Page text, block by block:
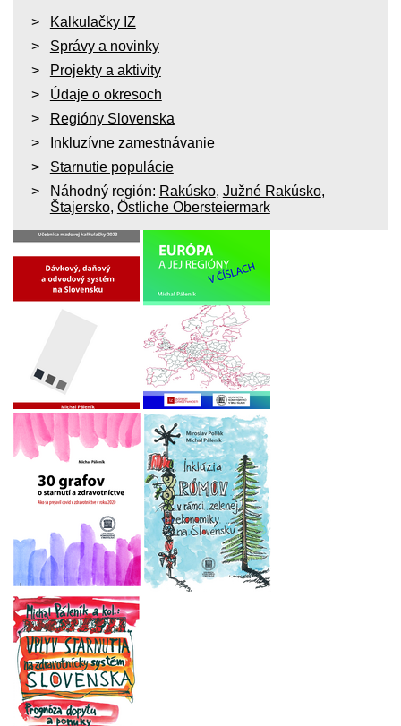
Kalkulačky IZ
Správy a novinky
Projekty a aktivity
Údaje o okresoch
Regióny Slovenska
Inkluzívne zamestnávanie
Starnutie populácie
Náhodný región: Rakúsko, Južné Rakúsko,
Štajersko, Östliche Obersteiermark